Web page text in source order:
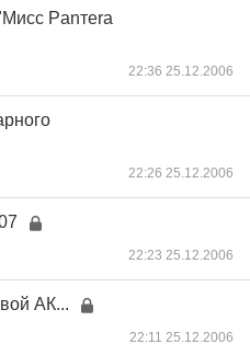
Pаnтеra
22:36 25.12.2006
22:26 25.12.2006
22:23 25.12.2006
АК...
22:11 25.12.2006